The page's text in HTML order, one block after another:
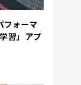
フォーマ
習」アプ